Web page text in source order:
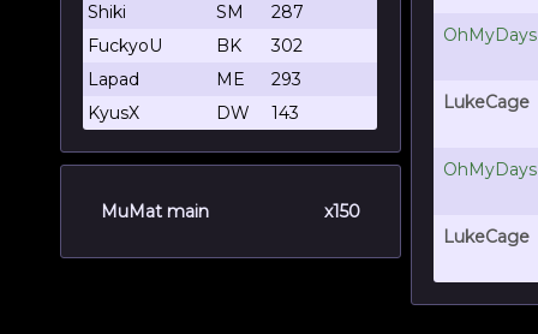
Shiki
SM
287
FuckyoU
BK
302
Lapad
ME
293
KyusX
DW 143
MuMat main x150
OhMyDays
LukeCage
OhMyDays
LukeCage